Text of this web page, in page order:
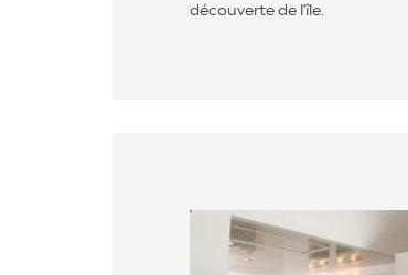
découverte de l'île.